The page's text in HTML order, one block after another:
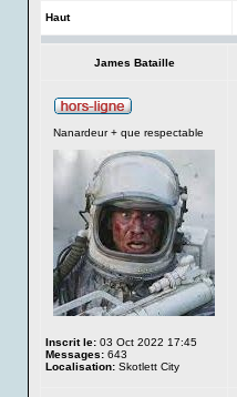
Haut
James Bataille
Nanardeur + que respectable
Inscrit le: 03 Oct 2022 17:45
Messages: 643
Localisation: Skotlett City